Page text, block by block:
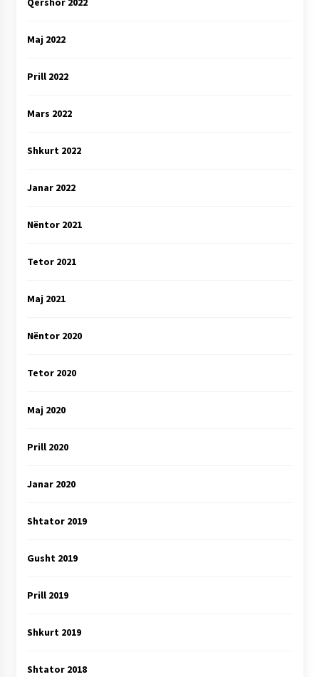
Maj 2022
Prill 2022
Mars 2022
Shkurt 2022
Janar 2022
Nëntor 2021
Tetor 2021
Maj 2021
Nëntor 2020
Tetor 2020
Maj 2020
Prill 2020
Janar 2020
Shtator 2019
Gusht 2019
Prill 2019
Shkurt 2019
Shtator 2018